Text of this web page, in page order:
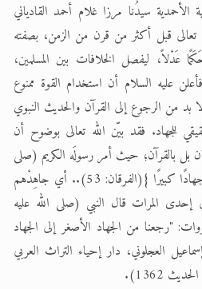
سيدُنا مرزا غلام أحمد القادياني
قبل أكثر من قرن من الزمن، بصفته
عَدْلاً، ليفصل الخلافات بين المسلمين،
عليه السلام أن استخدام القوة ممنوع
لا بد من الرجوع إلى القرآن والحديث النبوي
للجهاد. فقد بيّن الله تعالى بوضوح أن
بل بالقرآن؛ حيث أمر رسولَه الكريم (صلى
الله عليه وسلم): { وجَاهِدْهم به جهادًا كبيرًا }(الفرقان: 53).. أي جاهِدْهم
إحدى المرات قال النبي (صلى الله عليه
"رجعنا من الجهاد الأصغر إلى الجهاد
العجلوني، دار إحياء التراث العربي